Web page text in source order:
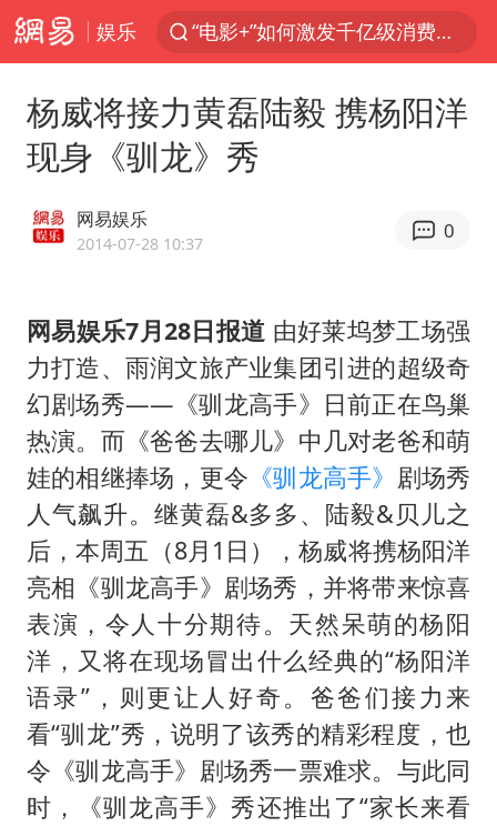
娱乐
“电影+”如何激发千亿级消费新活力？
台风白海豚中心风力增强
向鹏0-3不敌张本智和
四川宜宾高县4.9级地震致1死
“新疆阿勒泰八月能滑雪”不实
刘国正说向鹏打得很窝囊
我国外贸延续良好增长态势
陈幸同晋级WTT横滨冠军赛8强
国防部：中国军队坚决反制任何闹海挑衅图谋
宇树科技中一签需缴款7.54万元
两名乘客在飞机上因调节座椅起冲突
女儿为争财产堵门阻挠父亲出殡
今日立秋你咬秋了吗
“今天得有40℃了吧 为啥还不预警”
夯实基础开新局
杨威将接力黄磊陆毅 携杨阳洋
现身《驯龙》秀
网易娱乐
2014-07-28 10:37
0
网易娱乐7月28日报道 由好莱坞梦工场强
力打造、雨润文旅产业集团引进的超级奇
幻剧场秀——《驯龙高手》日前正在鸟巢
热演。而《爸爸去哪儿》中几对老爸和萌
娃的相继捧场，更令 《驯龙高手》 剧场秀
人气飙升。继黄磊&多多、陆毅&贝儿之
后，本周五（8月1日），杨威将携杨阳洋
亮相《驯龙高手》剧场秀，并将带来惊喜
表演，令人十分期待。天然呆萌的杨阳
洋，又将在现场冒出什么经典的“杨阳洋
语录”，则更让人好奇。爸爸们接力来
看“驯龙”秀，说明了该秀的精彩程度，也
令《驯龙高手》剧场秀一票难求。与此同
时，《驯龙高手》秀还推出了“家长来看